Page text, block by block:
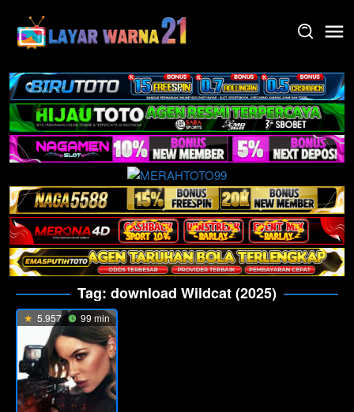
content
Tag: download Wildcat (2025)
5.957 99 min